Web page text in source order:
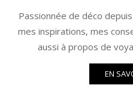
Passionnée de déco
mes inspirations, mes
aussi à propos de
EN